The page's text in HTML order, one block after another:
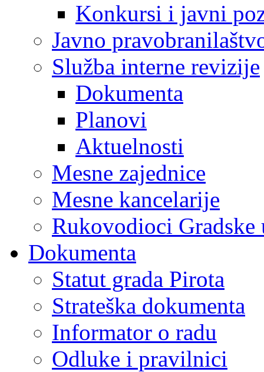
Konkursi i javni
Javno
Služba interne revizije
Dokumenta
Planovi
Aktuelnosti
Mesne zajednice
Mesne kancelarije
Rukovodioci Gradske
Dokumenta
Statut grada Pirota
Strateška dokumenta
Informator o radu
Odluke i pravilnici